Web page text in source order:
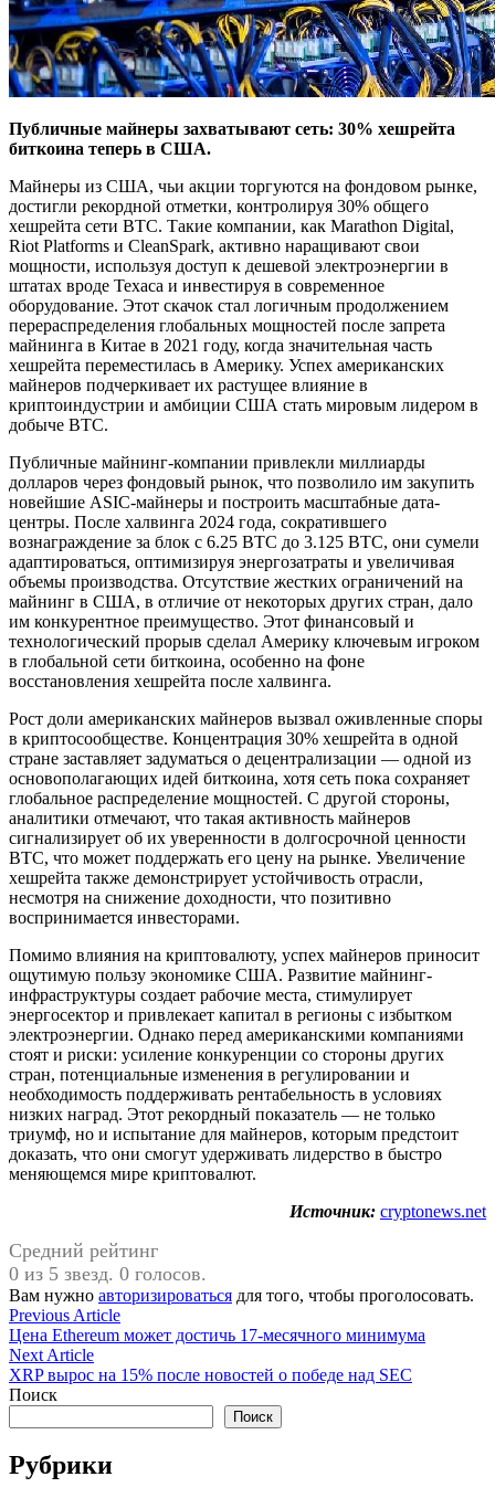
Публичные майнеры захватывают сеть: 30% хешрейта
биткоина теперь в США.
Майнеры из США, чьи акции торгуются на фондовом рынке,
достигли рекордной отметки, контролируя 30% общего
хешрейта сети BTC. Такие компании, как Marathon Digital,
Riot Platforms и CleanSpark, активно наращивают свои
мощности, используя доступ к дешевой электроэнергии в
штатах вроде Техаса и инвестируя в современное
оборудование. Этот скачок стал логичным продолжением
перераспределения глобальных мощностей после запрета
майнинга в Китае в 2021 году, когда значительная часть
хешрейта переместилась в Америку. Успех американских
майнеров подчеркивает их растущее влияние в
криптоиндустрии и амбиции США стать мировым лидером в
добыче BTC.
Публичные майнинг-компании привлекли миллиарды
долларов через фондовый рынок, что позволило им закупить
новейшие ASIC-майнеры и построить масштабные дата-
центры. После халвинга 2024 года, сократившего
вознаграждение за блок с 6.25 BTC до 3.125 BTC, они сумели
адаптироваться, оптимизируя энергозатраты и увеличивая
объемы производства. Отсутствие жестких ограничений на
майнинг в США, в отличие от некоторых других стран, дало
им конкурентное преимущество. Этот финансовый и
технологический прорыв сделал Америку ключевым игроком
в глобальной сети биткоина, особенно на фоне
восстановления хешрейта после халвинга.
Рост доли американских майнеров вызвал оживленные споры
в криптосообществе. Концентрация 30% хешрейта в одной
стране заставляет задуматься о децентрализации — одной из
основополагающих идей биткоина, хотя сеть пока сохраняет
глобальное распределение мощностей. С другой стороны,
аналитики отмечают, что такая активность майнеров
сигнализирует об их уверенности в долгосрочной ценности
BTC, что может поддержать его цену на рынке. Увеличение
хешрейта также демонстрирует устойчивость отрасли,
несмотря на снижение доходности, что позитивно
воспринимается инвесторами.
Помимо влияния на криптовалюту, успех майнеров приносит
ощутимую пользу экономике США. Развитие майнинг-
инфраструктуры создает рабочие места, стимулирует
энергосектор и привлекает капитал в регионы с избытком
электроэнергии. Однако перед американскими компаниями
стоят и риски: усиление конкуренции со стороны других
стран, потенциальные изменения в регулировании и
необходимость поддерживать рентабельность в условиях
низких наград. Этот рекордный показатель — не только
триумф, но и испытание для майнеров, которым предстоит
доказать, что они смогут удерживать лидерство в быстро
меняющемся мире криптовалют.
Источник: cryptonews.net
Средний рейтинг
0 из 5 звезд. 0 голосов.
Вам нужно авторизироваться для того, чтобы проголосовать.
Навигация
по
записям
Previous ArticlePrevious
article:
Цена Ethereum может достичь 17-месячного минимума
Next ArticleNext
article:
XRP вырос на 15% после новостей о победе над SEC
Поиск
Поиск
Рубрики